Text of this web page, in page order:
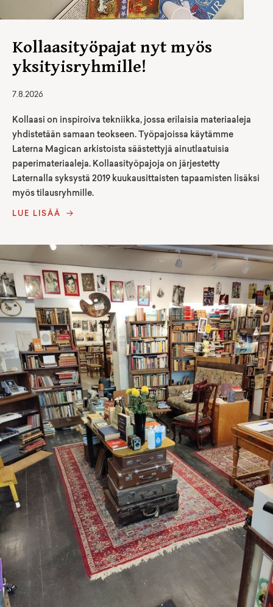
Kollaasityöpajat nyt myös
yksityisryhmille!
7.8.2026
Kollaasi on inspiroiva tekniikka, jossa erilaisia materiaaleja
yhdistetään samaan teokseen. Työpajoissa käytämme
Laterna Magican arkistoista säästettyjä ainutlaatuisia
paperimateriaaleja. Kollaasityöpajoja on järjestetty
Laternalla syksystä 2019 kuukausittaisten tapaamisten lisäksi
myös tilausryhmille.
LUE LISÄÄ